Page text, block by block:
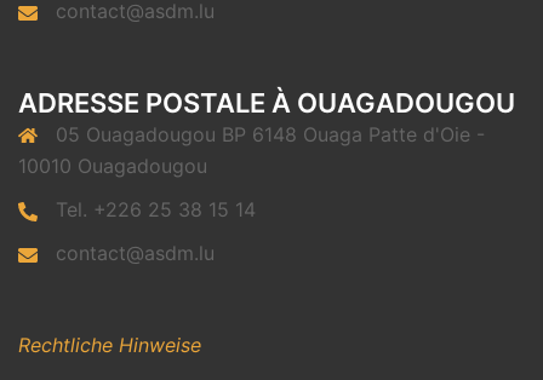
contact@asdm.lu
ADRESSE POSTALE À OUAGADOUGOU
05 Ouagadougou BP 6148 Ouaga Patte d'Oie -
10010 Ouagadougou
Tel. +226 25 38 15 14
contact@asdm.lu
Rechtliche Hinweise